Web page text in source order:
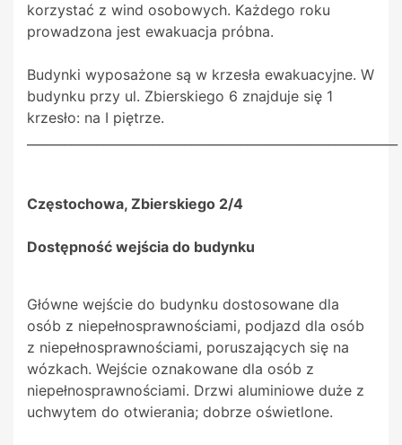
korzystać z wind osobowych. Każdego roku
prowadzona jest ewakuacja próbna.
Budynki wyposażone są w krzesła ewakuacyjne. W
budynku przy ul. Zbierskiego 6 znajduje się 1
krzesło: na I piętrze.
Częstochowa, Zbierskiego 2/4
Dostępność wejścia do budynku
Główne wejście do budynku dostosowane dla
osób z niepełnosprawnościami, podjazd dla osób
z niepełnosprawnościami, poruszających się na
wózkach. Wejście oznakowane dla osób z
niepełnosprawnościami. Drzwi aluminiowe duże z
uchwytem do otwierania; dobrze oświetlone.